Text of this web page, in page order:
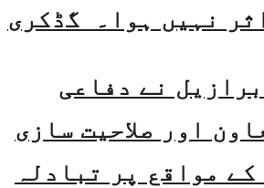
نہیں ہوا۔ گڈکری
نے دفاعی
اور صلاحیت سازی
مواقع پر تبادلہ